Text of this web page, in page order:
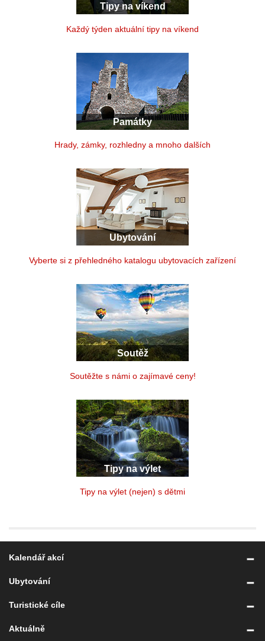
Tipy na víkend
Každý týden aktuální tipy na víkend
Památky
Hrady, zámky, rozhledny a mnoho dalších
Ubytování
Vyberte si z přehledného katalogu ubytovacích zařízení
Soutěž
Soutěžte s námi o zajímavé ceny!
Tipy na výlet
Tipy na výlet (nejen) s dětmi
Kalendář akcí
Ubytování
Turistické cíle
Aktuálně